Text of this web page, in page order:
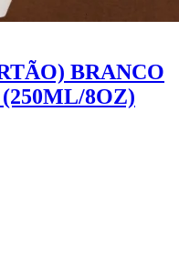
BRANCO
8OZ)